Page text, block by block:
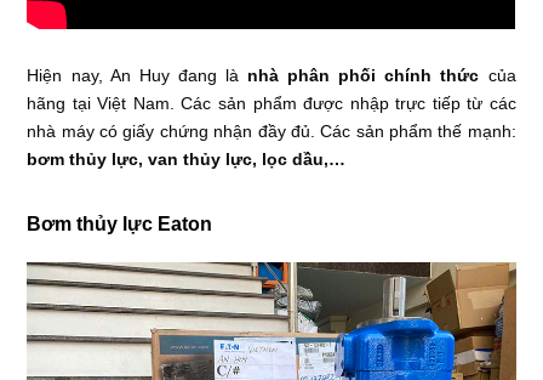
Hiện nay, An Huy đang là nhà phân phối chính thức của
hãng tại Việt Nam. Các sản phẩm được nhập trực tiếp từ các
nhà máy có giấy chứng nhận đầy đủ. Các sản phẩm thế mạnh:
bơm thủy lực, van thủy lực, lọc dầu,…
Bơm thủy lực Eaton